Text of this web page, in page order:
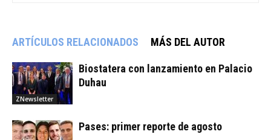
ARTÍCULOS RELACIONADOS MÁS DEL AUTOR
ZNewsletter
Biostatera con lanzamiento en Palacio
Duhau
Pases: primer reporte de agosto